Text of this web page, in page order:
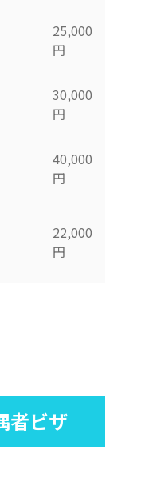
25,000
円
30,000
円
40,000
円
22,000
円
者ビザ